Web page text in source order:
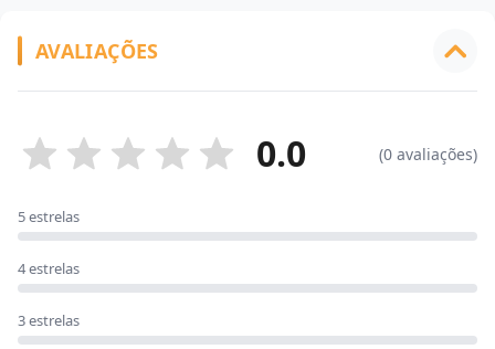
AVALIAÇÕES
0.0 (0 avaliações)
5 estrelas
4 estrelas
3 estrelas